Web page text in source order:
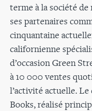
terme à la société
ses partenaires
cinquantaine
californienne
d’occasion Green
à 10 000 ventes
l’activité actuelle.
Books, réalisé